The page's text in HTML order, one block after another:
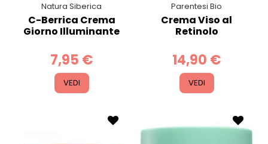
Natura Siberica
C-Berrica Crema
Giorno Illuminante
7,95 €
VEDI
Parentesi Bio
Crema Viso al
Retinolo
14,90 €
VEDI